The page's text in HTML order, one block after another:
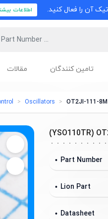
آن را فعال کنید. اطلاعات
تامین کنندگان مقالات
Oscillators
(YSO110TR)
Part Number
Lion Part
Datasheet